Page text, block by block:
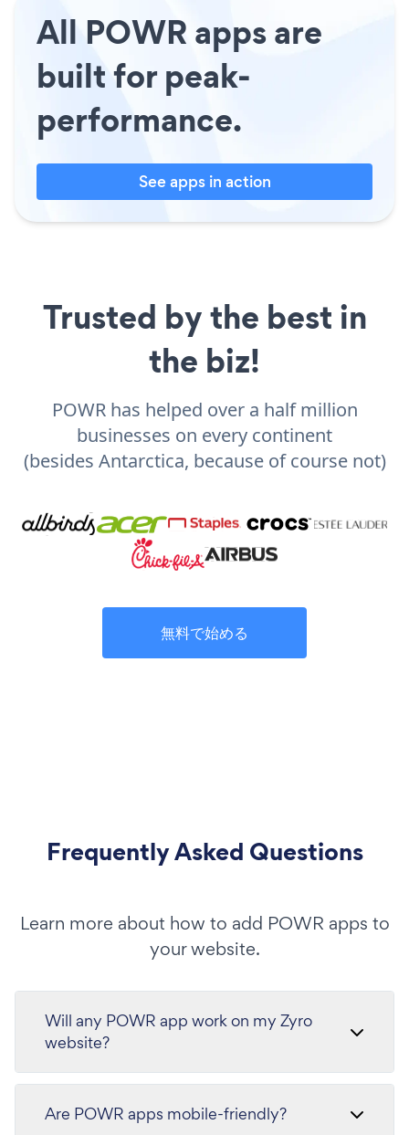
All POWR apps are
built for peak-
performance.
See apps in action
Trusted by the best in
the biz!
POWR has helped over a half million
businesses on every continent
(besides Antarctica, because of course not)
無料で始める
Frequently Asked Questions
Learn more about how to add POWR apps to
your website.
Will any POWR app work on my Zyro
website?
Are POWR apps mobile-friendly?